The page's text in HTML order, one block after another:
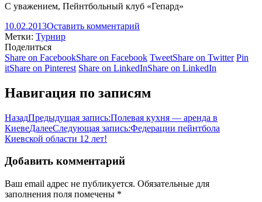
С уважением, Пейнтбольный клуб «Гепард»
10.02.2013Оставить комментарий
Метки: Турнир
Поделиться
Share on FacebookShare on Facebook TweetShare on Twitter Pin
itShare on Pinterest Share on LinkedInShare on LinkedIn
Навигация по записям
НазадПредыдущая запись:Полевая кухня — аренда в
КиевеДалееСледующая запись:Федерации пейнтбола
Киевской области 12 лет!
Добавить комментарий
Ваш email адрес не публикуется. Обязательные для
заполнения поля помечены *